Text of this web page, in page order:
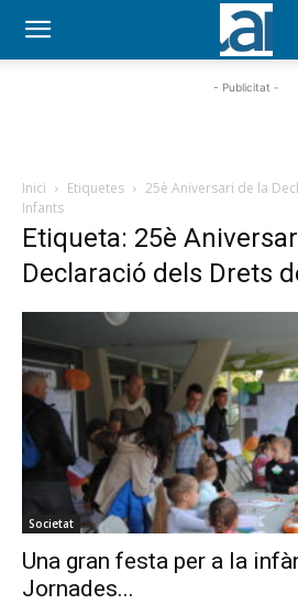
- Publicitat -
Inici Etiquetes
25è Aniversari de la
Infants
Etiqueta: 25è
Declaració dels Drets
Societat
Una gran festa per a la
Jornades...